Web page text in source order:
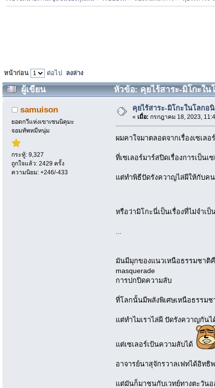
หน้าก่อน ต่อไป ลงล่าง
ผู้เขียน หัวข้อ: คุยไร้สาระ-มิโกะใน
samuison
ยอดกวีแห่งเขาเซนนิคุมะ
จอมทัพหมีหนุ่ม
กระทู้: 9,327
ถูกใจแล้ว: 2429 ครั้ง
ความนิยม: +246/-433
คุยไร้สาระ-มิโกะในโลกอ
« เมื่อ: กรกฎาคม 18, 2023,
ผมคาใจมาตลอดจากเรื่องเซเลอ
ที่เซเลอร์มาร์สปิดเรื่องการเป็นเ
แต่ทำพิธีปัดรังควาญไล่ผีให้กับค
หรือว่ามิโกะนี่เป็นเรื่องที่ไม่จำเ
มันมีมุกของแนวเหนือธรรมชาติ
masquerade
การปกปิดความลับ
ที่โลกนั้นมีพลังพิเศษเหนือธรรมช
แต่ทำไมเราไล่ผี ปัดรังควาญกันไ
แต่เซเลอร์เป้นความลับได้
อาจารย์นาสุจักรวาลเฟทได้อิทธิพ
แต่มันก็มาชนกับเวทย์ทางตะวัน